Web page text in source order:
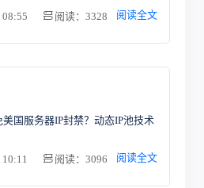
阅读：3328 阅读全文
国服务器IP封禁？动态IP池技术
阅读：3096 阅读全文